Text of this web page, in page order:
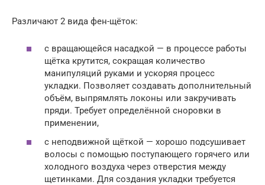
Различают 2 вида фен-щёток:
с вращающейся насадкой — в процессе работы
щётка крутится, сокращая количество
манипуляций руками и ускоряя процесс
укладки. Позволяет создавать дополнительный
объём, выпрямлять локоны или закручивать
пряди. Требует определённой сноровки в
применении,
с неподвижной щёткой — хорошо подсушивает
волосы с помощью поступающего горячего или
холодного воздуха через отверстия между
щетинками. Для создания укладки требуется